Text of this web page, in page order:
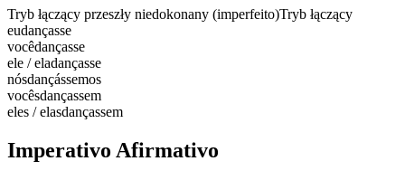
Tryb łączący przeszły niedokonany (imperfeito)Tryb łączący
eudançasse
vocêdançasse
ele / eladançasse
nósdançássemos
vocêsdançassem
eles / elasdançassem
Imperativo Afirmativo